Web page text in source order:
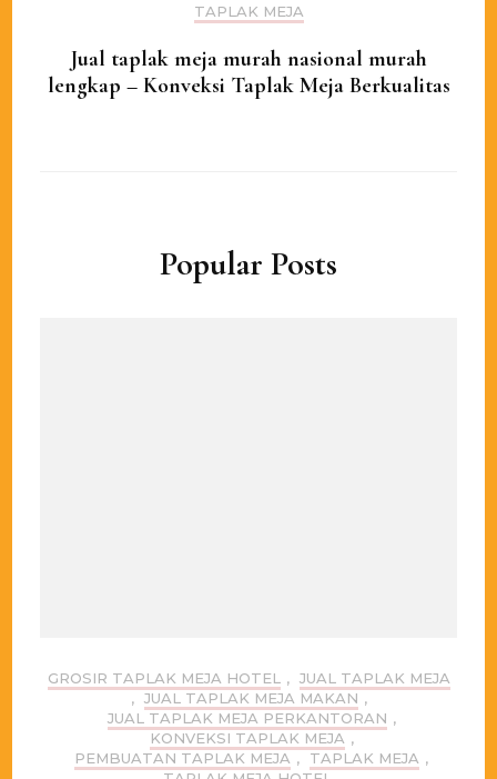
TAPLAK MEJA
Jual taplak meja murah nasional murah
lengkap – Konveksi Taplak Meja Berkualitas
Popular Posts
GROSIR TAPLAK MEJA HOTEL , JUAL TAPLAK MEJA
, JUAL TAPLAK MEJA MAKAN ,
JUAL TAPLAK MEJA PERKANTORAN ,
KONVEKSI TAPLAK MEJA ,
PEMBUATAN TAPLAK MEJA , TAPLAK MEJA ,